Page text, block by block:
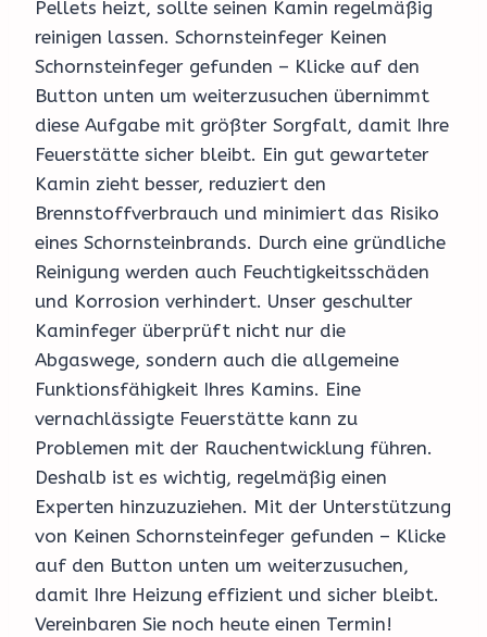
Pellets heizt, sollte seinen Kamin regelmäßig
reinigen lassen. Schornsteinfeger Keinen
Schornsteinfeger gefunden – Klicke auf den
Button unten um weiterzusuchen übernimmt
diese Aufgabe mit größter Sorgfalt, damit Ihre
Feuerstätte sicher bleibt. Ein gut gewarteter
Kamin zieht besser, reduziert den
Brennstoffverbrauch und minimiert das Risiko
eines Schornsteinbrands. Durch eine gründliche
Reinigung werden auch Feuchtigkeitsschäden
und Korrosion verhindert. Unser geschulter
Kaminfeger überprüft nicht nur die
Abgaswege, sondern auch die allgemeine
Funktionsfähigkeit Ihres Kamins. Eine
vernachlässigte Feuerstätte kann zu
Problemen mit der Rauchentwicklung führen.
Deshalb ist es wichtig, regelmäßig einen
Experten hinzuzuziehen. Mit der Unterstützung
von Keinen Schornsteinfeger gefunden – Klicke
auf den Button unten um weiterzusuchen,
damit Ihre Heizung effizient und sicher bleibt.
Vereinbaren Sie noch heute einen Termin!